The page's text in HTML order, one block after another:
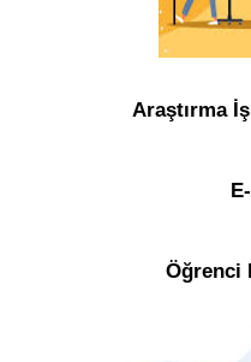
Araştırma
Öğrenci